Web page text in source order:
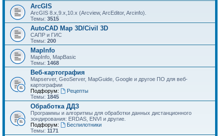
ArcGIS
ArcGIS 8.x,9.x,10.x (Arcview, ArcEditor, Arcinfo).
Темы: 3515
AutoCAD Map 3D/Civil 3D
САПР и ГИС
Темы: 200
MapInfo
MapInfo, MapBasic
Темы: 1468
Веб-картография
Mapserver, GeoServer, MapGuide, Google и другое ПО для веб-
картографии
Подфорум:
Рецепты
Темы: 1845
Обработка ДДЗ
Программы и алгоритмы для обработки данных дистанционного
зондирования: ERDAS, ENVI и другие.
Подфорум:
Беспилотники
Темы: 1171